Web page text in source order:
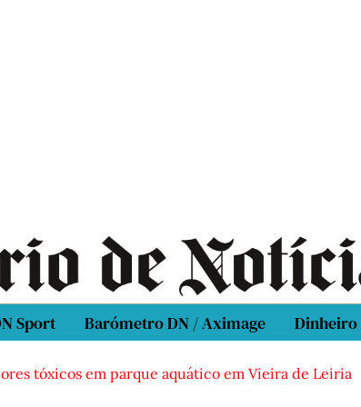
Sport Barómetro DN / Aximage Dinheiro
em parque aquático em Vieira de Leiria